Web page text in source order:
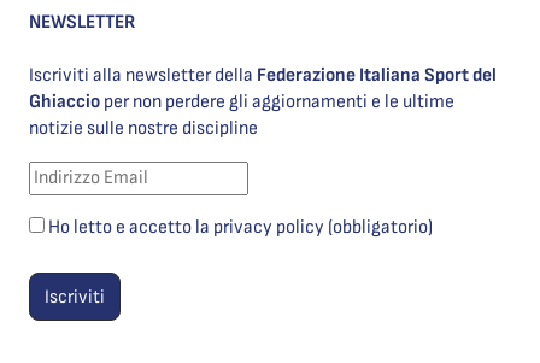
NEWSLETTER
Iscriviti alla newsletter della Federazione Italiana Sport del
Ghiaccio per non perdere gli aggiornamenti e le ultime
notizie sulle nostre discipline
Ho letto e accetto la privacy policy (obbligatorio)